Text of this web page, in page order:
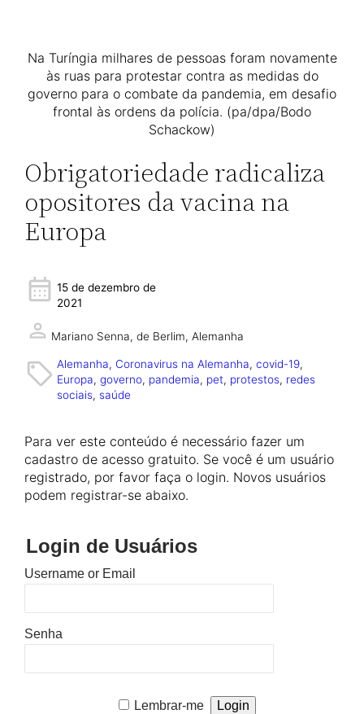
Na Turíngia milhares de pessoas foram novamente
às ruas para protestar contra as medidas do
governo para o combate da pandemia, em desafio
frontal às ordens da polícia. (pa/dpa/Bodo
Schackow)
Obrigatoriedade radicaliza
opositores da vacina na
Europa
15 de dezembro de
2021
Mariano Senna, de Berlim, Alemanha
Alemanha, Coronavirus na Alemanha, covid-19
Europa, governo, pandemia, pet, protestos, redes
sociais, saúde
Para ver este conteúdo é necessário fazer um
cadastro de acesso gratuito. Se você é um usuário
registrado, por favor faça o login. Novos usuários
podem registrar-se abaixo.
Login de Usuários
Username or Email
Senha
Lembrar-me